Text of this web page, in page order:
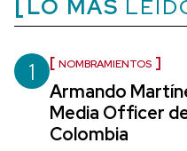
LO MÁS
1 NOMBRAMIENTOS
Armando
Media Officer
Colombia